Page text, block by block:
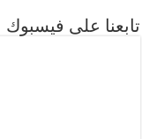
تابعنا على فيسبوك